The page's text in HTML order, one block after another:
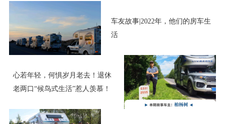
车友故事|2022年，他们的房车生
活
心若年轻，何惧岁月老去！退休
老两口“候鸟式生活”惹人羡慕！